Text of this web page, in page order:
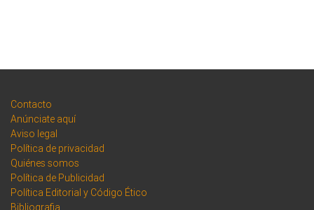
Contacto
Anúnciate aquí
Aviso legal
Política de privacidad
Quiénes somos
Política de Publicidad
Política Editorial y Código Ético
Bibliografia